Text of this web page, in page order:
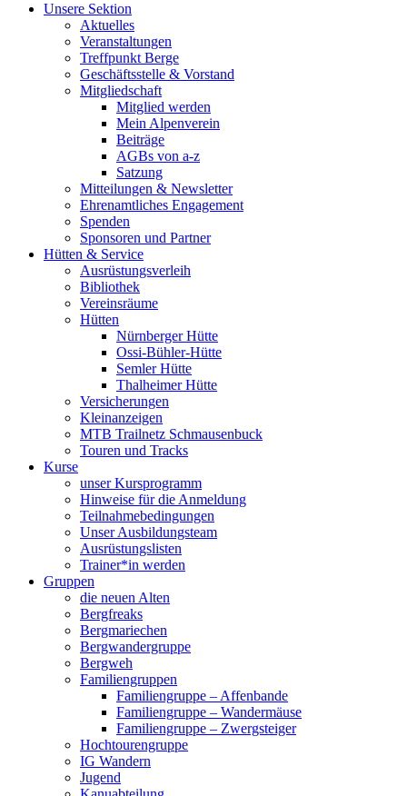
Unsere Sektion
Aktuelles
Veranstaltungen
Treffpunkt Berge
Geschäftsstelle & Vorstand
Mitgliedschaft
Mitglied werden
Mein Alpenverein
Beiträge
AGBs von a-z
Satzung
Mitteilungen & Newsletter
Ehrenamtliches Engagement
Spenden
Sponsoren und Partner
Hütten & Service
Ausrüstungsverleih
Bibliothek
Vereinsräume
Hütten
Nürnberger Hütte
Ossi-Bühler-Hütte
Semler Hütte
Thalheimer Hütte
Versicherungen
Kleinanzeigen
MTB Trailnetz Schmausenbuck
Touren und Tracks
Kurse
unser Kursprogramm
Hinweise für die Anmeldung
Teilnahmebedingungen
Unser Ausbildungsteam
Ausrüstungslisten
Trainer*in werden
Gruppen
die neuen Alten
Bergfreaks
Bergmariechen
Bergwandergruppe
Bergweh
Familiengruppen
Familiengruppe – Affenbande
Familiengruppe – Wandermäuse
Familiengruppe – Zwergsteiger
Hochtourengruppe
IG Wandern
Jugend